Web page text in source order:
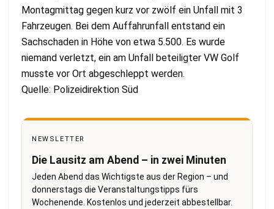
Montagmittag gegen kurz vor zwölf ein Unfall mit 3
Fahrzeugen. Bei dem Auffahrunfall entstand ein
Sachschaden in Höhe von etwa 5.500. Es wurde
niemand verletzt, ein am Unfall beteiligter VW Golf
musste vor Ort abgeschleppt werden.
Quelle: Polizeidirektion Süd
NEWSLETTER
Die Lausitz am Abend – in zwei Minuten
Jeden Abend das Wichtigste aus der Region – und
donnerstags die Veranstaltungstipps fürs
Wochenende. Kostenlos und jederzeit abbestellbar.